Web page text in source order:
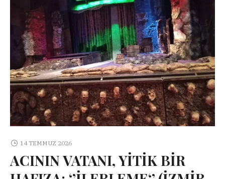
14 TEMMUZ 2026
ACININ VATANI, YİTİK BİR